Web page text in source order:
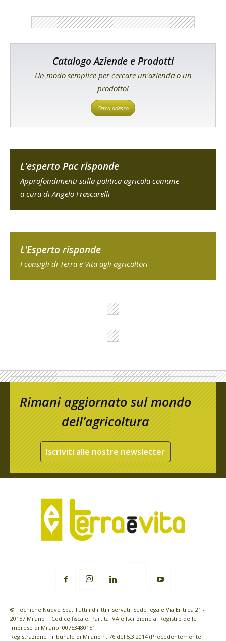
Catalogo Aziende e Prodotti
Un modo semplice per cercare un'azienda o un
prodotto!
Cerca adesso
L'esperto Pac risponde
Approfondimenti sulla politica agricola comune
a cura di Angelo Frascarelli
L'Esperto risponde
I consigli di Terra e Vita agli agricoltori
Rimani aggiornato sul mondo
dell’agricoltura
Iscriviti alle nostre newsletter
© Tecniche Nuove Spa. Tutti i diritti riservati. Sede legale Via Eritrea 21 -
20157 Milano | Codice fiscale, Partita IVA e Iscrizione al Registro delle
imprese di Milano: 00753480151
Registrazione Tribunale di Milano n. 76 del 5.3.2014 (Precedentemente